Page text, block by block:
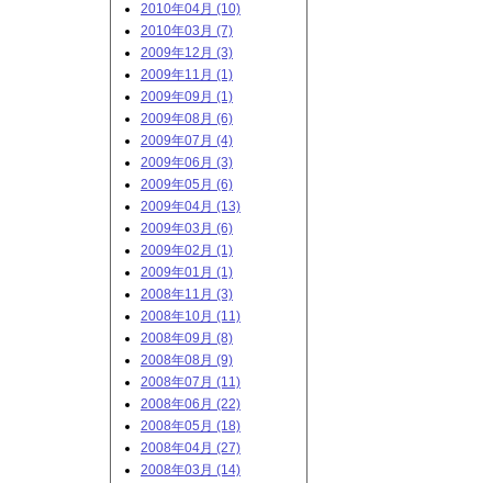
2010年04月 (10)
2010年03月 (7)
2009年12月 (3)
2009年11月 (1)
2009年09月 (1)
2009年08月 (6)
2009年07月 (4)
2009年06月 (3)
2009年05月 (6)
2009年04月 (13)
2009年03月 (6)
2009年02月 (1)
2009年01月 (1)
2008年11月 (3)
2008年10月 (11)
2008年09月 (8)
2008年08月 (9)
2008年07月 (11)
2008年06月 (22)
2008年05月 (18)
2008年04月 (27)
2008年03月 (14)